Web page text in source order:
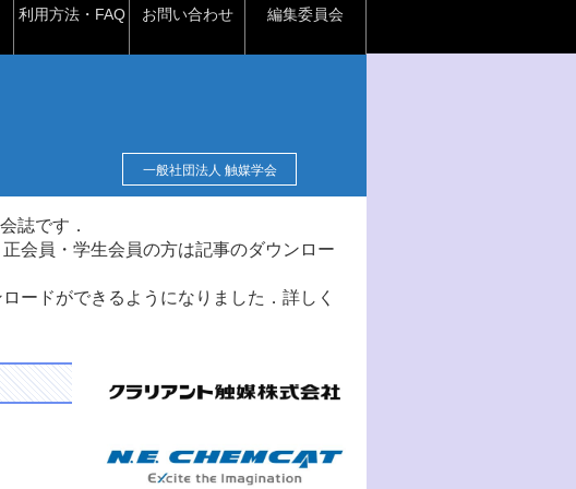
利用方法・FAQ お問い合わせ 編集委員会
一般社団法人 触媒学会
誌です．
会員・学生会員の方は記事のダウンロー
ードができるようになりました．詳しく